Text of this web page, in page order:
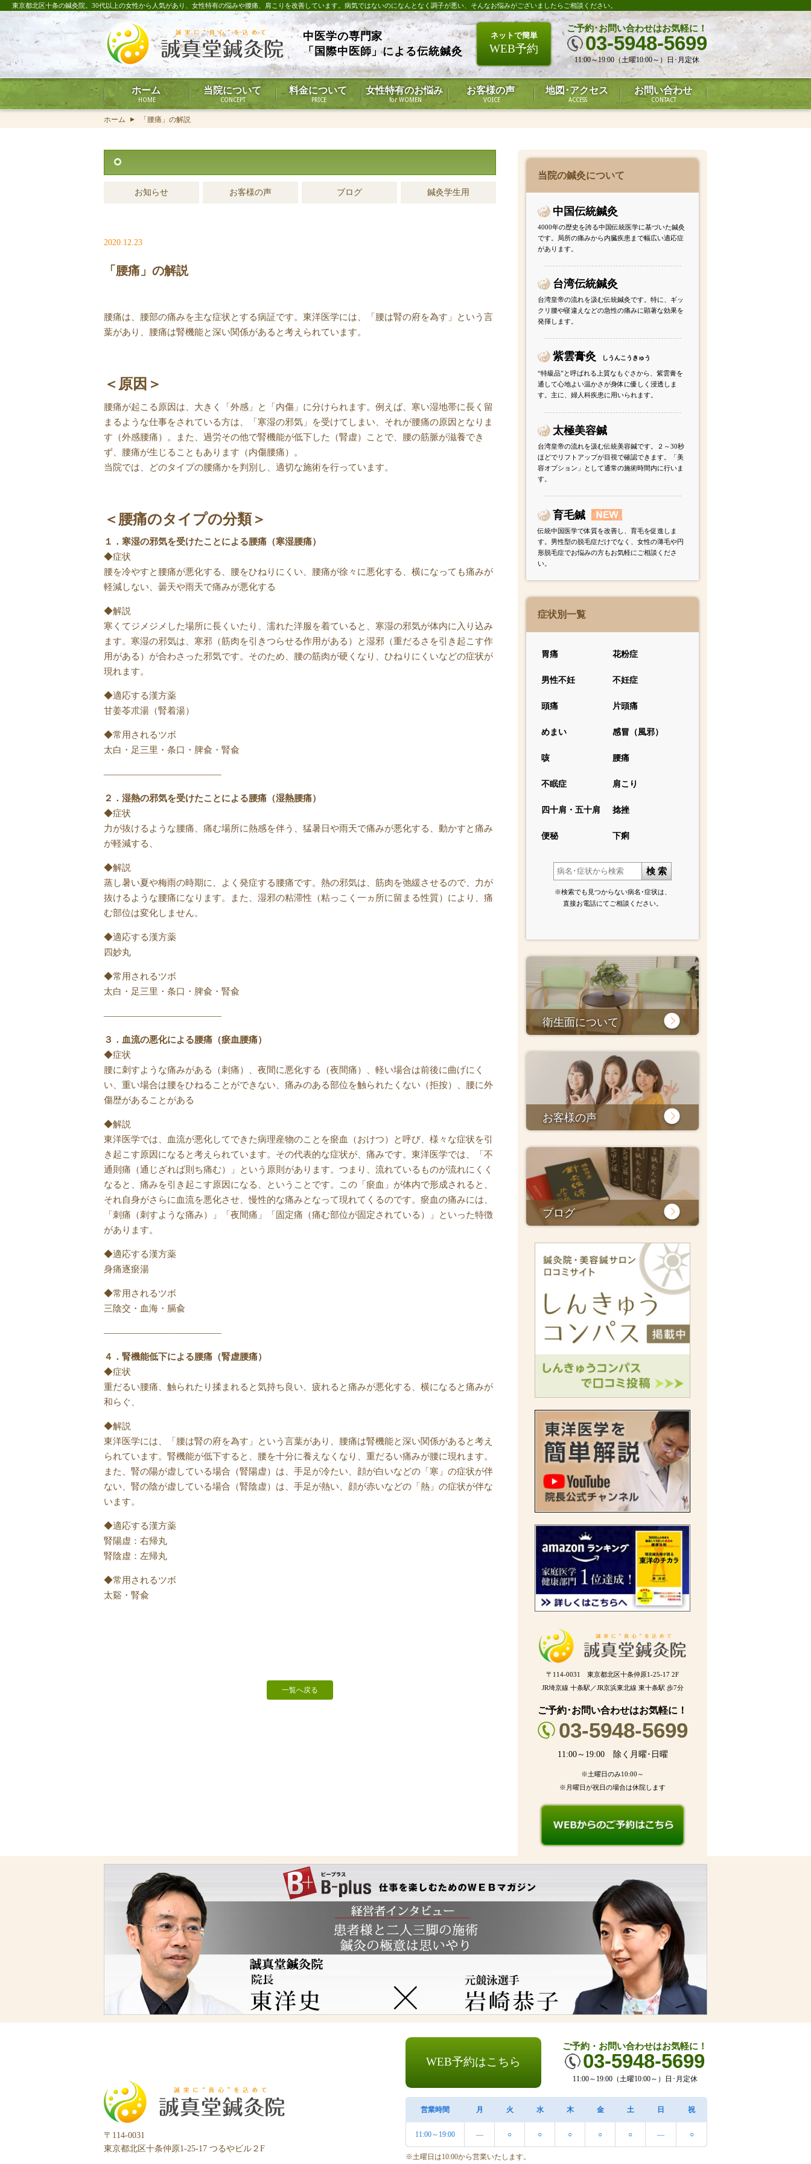
東京都北区十条の鍼灸院。30代以上の女性から人気があり、女性特有の悩みや腰痛、肩こりを改善しています。病気ではないのになんとなく調子が悪い、そんなお悩みがございましたらご相談ください。
中医学の専門家
「国際中医師」による伝統鍼灸
ネットで簡単
WEB予約
ご予約･お問い合わせはお気軽に！
03-5948-5699
11:00～19:00（土曜10:00～）日･月定休
ホーム
HOME
当院について
CONCEPT
料金について
PRICE
女性特有のお悩み
for WOMEN
お客様の声
VOICE
地図･アクセス
ACCESS
お問い合わせ
CONTACT
ホーム ▲ 「腰痛」の解説
お知らせ お客様の声 ブログ 鍼灸学生用
2020.12.23
「腰痛」の解説
腰痛は、腰部の痛みを主な症状とする病証です。東洋医学には、「腰は腎の府を為す」という言
葉があり、腰痛は腎機能と深い関係があると考えられています。
＜原因＞
腰痛が起こる原因は、大きく「外感」と「内傷」に分けられます。例えば、寒い湿地帯に長く留
まるような仕事をされている方は、「寒湿の邪気」を受けてしまい、それが腰痛の原因となりま
す（外感腰痛）。また、過労その他で腎機能が低下した（腎虚）ことで、腰の筋脈が滋養でき
ず、腰痛が生じることもあります（内傷腰痛）。
当院では、どのタイプの腰痛かを判別し、適切な施術を行っています。
＜腰痛のタイプの分類＞
１．寒湿の邪気を受けたことによる腰痛（寒湿腰痛）
◆症状
腰を冷やすと腰痛が悪化する、腰をひねりにくい、腰痛が徐々に悪化する、横になっても痛みが
軽減しない、曇天や雨天で痛みが悪化する
◆解説
寒くてジメジメした場所に長くいたり、濡れた洋服を着ていると、寒湿の邪気が体内に入り込み
ます。寒湿の邪気は、寒邪（筋肉を引きつらせる作用がある）と湿邪（重だるさを引き起こす作
用がある）が合わさった邪気です。そのため、腰の筋肉が硬くなり、ひねりにくいなどの症状が
現れます。
◆適応する漢方薬
甘姜苓朮湯（腎着湯）
◆常用されるツボ
太白・足三里・条口・脾兪・腎兪
—————————————
２．湿熱の邪気を受けたことによる腰痛（湿熱腰痛）
◆症状
力が抜けるような腰痛、痛む場所に熱感を伴う、猛暑日や雨天で痛みが悪化する、動かすと痛み
が軽減する、
◆解説
蒸し暑い夏や梅雨の時期に、よく発症する腰痛です。熱の邪気は、筋肉を弛緩させるので、力が
抜けるような腰痛になります。また、湿邪の粘滞性（粘っこく一ヵ所に留まる性質）により、痛
む部位は変化しません。
◆適応する漢方薬
四妙丸
◆常用されるツボ
太白・足三里・条口・脾兪・腎兪
—————————————
３．血流の悪化による腰痛（瘀血腰痛）
◆症状
腰に刺すような痛みがある（刺痛）、夜間に悪化する（夜間痛）、軽い場合は前後に曲げにく
い、重い場合は腰をひねることができない、痛みのある部位を触られたくない（拒按）、腰に外
傷歴があることがある
◆解説
東洋医学では、血流が悪化してできた病理産物のことを瘀血（おけつ）と呼び、様々な症状を引
き起こす原因になると考えられています。その代表的な症状が、痛みです。東洋医学では、「不
通則痛（通じざれば則ち痛む）」という原則があります。つまり、流れているものが流れにくく
なると、痛みを引き起こす原因になる、ということです。この「瘀血」が体内で形成されると、
それ自身がさらに血流を悪化させ、慢性的な痛みとなって現れてくるのです。瘀血の痛みには、
「刺痛（刺すような痛み）」「夜間痛」「固定痛（痛む部位が固定されている）」といった特徴
があります。
◆適応する漢方薬
身痛逐瘀湯
◆常用されるツボ
三陰交・血海・膈兪
—————————————
４．腎機能低下による腰痛（腎虚腰痛）
◆症状
重だるい腰痛、触られたり揉まれると気持ち良い、疲れると痛みが悪化する、横になると痛みが
和らぐ、
◆解説
東洋医学には、「腰は腎の府を為す」という言葉があり、腰痛は腎機能と深い関係があると考え
られています。腎機能が低下すると、腰を十分に養えなくなり、重だるい痛みが腰に現れます。
また、腎の陽が虚している場合（腎陽虚）は、手足が冷たい、顔が白いなどの「寒」の症状が伴
ない、腎の陰が虚している場合（腎陰虚）は、手足が熱い、顔が赤いなどの「熱」の症状が伴な
います。
◆適応する漢方薬
腎陽虚：右帰丸
腎陰虚：左帰丸
◆常用されるツボ
太谿・腎兪
一覧へ戻る
当院の鍼灸について
中国伝統鍼灸
4000年の歴史を誇る中国伝統医学に基づいた鍼灸
です。局所の痛みから内臓疾患まで幅広い適応症
があります。
台湾伝統鍼灸
台湾皇帝の流れを汲む伝統鍼灸です。特に、ギッ
クリ腰や寝違えなどの急性の痛みに顕著な効果を
発揮します。
紫雲膏灸 しうんこうきゅう
“特級品”と呼ばれる上質なもぐさから、紫雲膏を
通して心地よい温かさが身体に優しく浸透しま
す。主に、婦人科疾患に用いられます。
太極美容鍼
台湾皇帝の流れを汲む伝統美容鍼です。２～30秒
ほどでリフトアップが目視で確認できます。「美
容オプション」として通常の施術時間内に行いま
す。
育毛鍼
伝統中国医学で体質を改善し、育毛を促進しま
す。男性型の脱毛症だけでなく、女性の薄毛や円
形脱毛症でお悩みの方もお気軽にご相談くださ
い。
症状別一覧
胃痛 花粉症
男性不妊 不妊症
頭痛 片頭痛
めまい 感冒（風邪）
咳 腰痛
不眠症 肩こり
四十肩・五十肩 捻挫
便秘 下痢
検 索
※検索でも見つからない病名･症状は、
直接お電話にてご相談ください。
衛生面について
お客様の声
ブログ
〒114-0031 東京都北区十条仲原1-25-17 2F
JR埼京線 十条駅／JR京浜東北線 東十条駅 歩7分
ご予約･お問い合わせはお気軽に！
03-5948-5699
11:00～19:00 除く月曜･日曜
※土曜日のみ10:00～
※月曜日が祝日の場合は休院します
〒114-0031
東京都北区十条仲原1-25-17 つるやビル２F
WEB予約はこちら
ご予約・お問い合わせはお気軽に！
03-5948-5699
11:00～19:00（土曜10:00～）日･月定休
営業時間 月 火 水 木 金 土 日 祝
11:00～19:00 ― ○ ○ ○ ○ ○ ― ○
※土曜日は10:00から営業いたします。